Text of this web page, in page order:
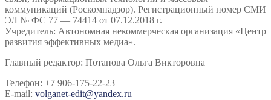
коммуникаций (Роскомнадзор). Регистрационный номер СМИ
ЭЛ № ФС 77 — 74414 от 07.12.2018 г.
Учредитель: Автономная некоммерческая организация «Центр
развития эффективных медиа».
Главный редактор: Потапова Ольга Викторовна
Телефон: +7 906-175-22-23
E-mail: volganet-edit@yandex.ru